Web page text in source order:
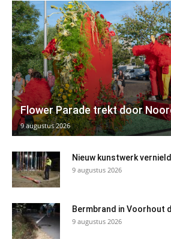
Flower Parade trekt door
9 augustus 2026
Nieuw kunstwerk
9 augustus 2026
Bermbrand in Voorhout
9 augustus 2026